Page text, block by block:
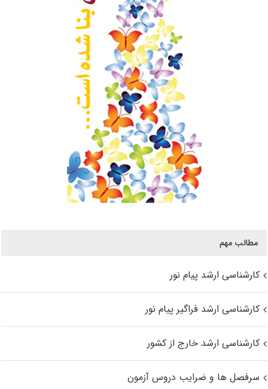
مطالب مهم
کارشناسی ارشد پیام نور
کارشناسی ارشد فراگیر پیام نور
کارشناسی ارشد خارج از کشور
سرفصل ها و ضرایب دروس آزمون